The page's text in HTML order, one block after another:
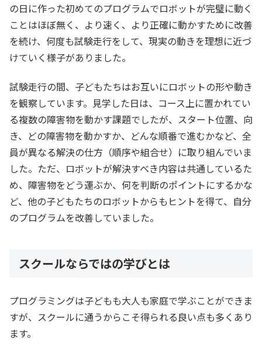
の日に作った初めてのプログラムでロボットが完璧に動く
ことはほぼ無く、より速く、より正確に動かすために改善
を続け、何度も試験走行をして、現実の動きを理想に近づ
けていく様子がありました。
試験走行の間、子どもたちはお互いにロボットの形や動き
を観察しています。見学した日は、コース上に置かれてい
る複数の障害物を動かす課題でしたが、スタート位置、向
き、どの障害物を動かすか、どんな順番で進むかなど、全
員が異なる解決の仕方（順序や組合せ）に取り組んでいま
した。ただ、ロボットが解決すべき内容は共通しているた
め、障害物をどう運ぶか、何を判断のポイントにするかな
ど、他の子どもたちのロボットからもヒントを得て、自分
のプログラムを改善していました。
スクールならではの学びとは
プログラミングは子どもも大人も家庭で学ぶことができま
すが、スクールに通うからこそ得られる良い点も多くあり
ます。